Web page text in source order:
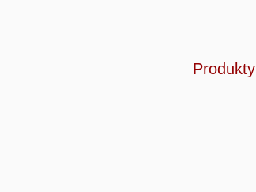
Produkty